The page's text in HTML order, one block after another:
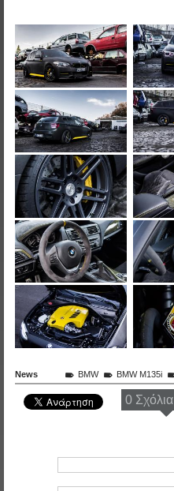
News BMW BMW M135i
0 Σχόλια